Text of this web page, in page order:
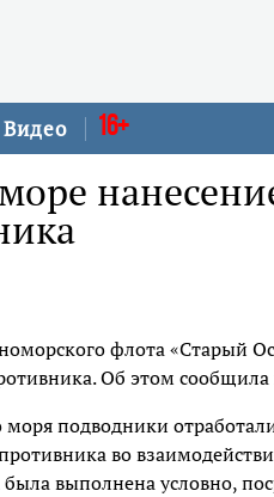
Видео 16+
флота «Старый
Об этом
подводники
во
выполнена условно,